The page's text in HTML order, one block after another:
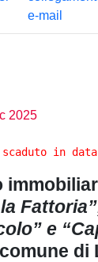
2025
scaduto in
e
di